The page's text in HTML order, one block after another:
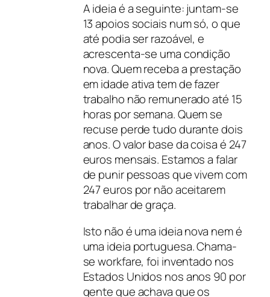
A ideia é a seguinte: juntam-se
13 apoios sociais num só, o que
até podia ser razoável, e
acrescenta-se uma condição
nova. Quem receba a prestação
em idade ativa tem de fazer
trabalho não remunerado até 15
horas por semana. Quem se
recuse perde tudo durante dois
anos. O valor base da coisa é 247
euros mensais. Estamos a falar
de punir pessoas que vivem com
247 euros por não aceitarem
trabalhar de graça.
Isto não é uma ideia nova nem é
uma ideia portuguesa. Chama-
se workfare, foi inventado nos
Estados Unidos nos anos 90 por
gente que achava que os